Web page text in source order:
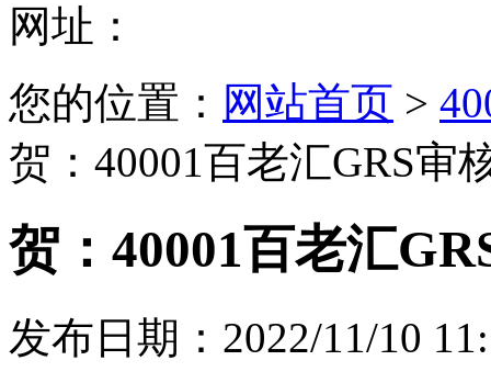
网址：
您的位置： 网站首页 >
贺：40001百老汇GRS审
贺：40001百老汇
发布日期：2022/11/10